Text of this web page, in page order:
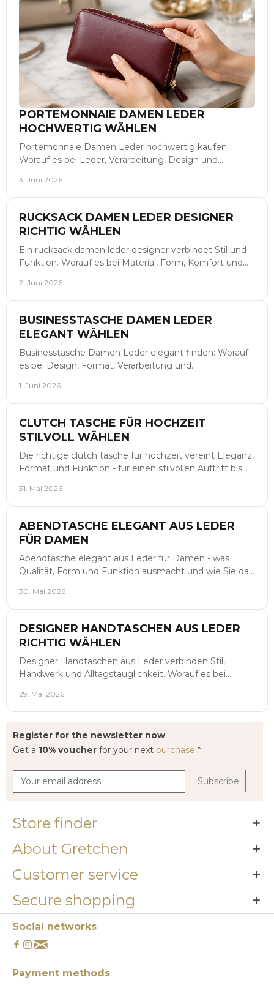
PORTEMONNAIE DAMEN LEDER
HOCHWERTIG WÄHLEN
Portemonnaie Damen Leder hochwertig kaufen:
Worauf es bei Leder, Verarbeitung, Design und
3. Juni 2026
RUCKSACK DAMEN LEDER DESIGNER
RICHTIG WÄHLEN
Ein rucksack damen leder designer verbindet Stil und
Funktion. Worauf es bei Material, Form, Komfort und
2. Juni 2026
BUSINESSTASCHE DAMEN LEDER
ELEGANT WÄHLEN
Businesstasche Damen Leder elegant finden: Worauf
es bei Design, Format, Verarbeitung und
ankommt.
1. Juni 2026
CLUTCH TASCHE FÜR HOCHZEIT
STILVOLL WÄHLEN
Die richtige clutch tasche für hochzeit vereint Eleganz,
Format und Funktion - für einen stilvollen Auftritt bis
31. Mai 2026
ABENDTASCHE ELEGANT AUS LEDER
FÜR DAMEN
Abendtasche elegant aus Leder für Damen - was
Qualität, Form und Funktion ausmacht und wie Sie das
30. Mai 2026
DESIGNER HANDTASCHEN AUS LEDER
RICHTIG WÄHLEN
Designer Handtaschen aus Leder verbinden Stil,
Handwerk und Alltagstauglichkeit. Worauf es bei
29. Mai 2026
Register for the newsletter now
Get a 10% voucher for your next purchase *
Subscribe
Store finder
About Gretchen
Customer service
Secure shopping
Social networks
Payment methods